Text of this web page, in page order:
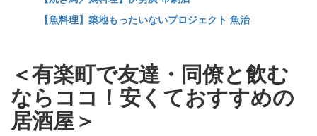
【魚料理】築地もったいないプロジェクト 魚治
＜有楽町で友達・同僚と飲む
ならココ！安くておすすめの
居酒屋＞